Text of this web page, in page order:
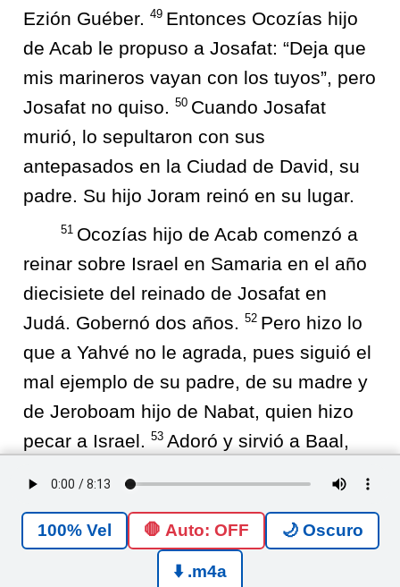
Ezión Guéber.
49 Entonces Ocozías hijo
de Acab le propuso a Josafat: “Deja que
mis marineros vayan con los tuyos”, pero
Josafat no quiso.
50 Cuando Josafat
murió, lo sepultaron con sus
antepasados en la Ciudad de David, su
padre. Su hijo Joram reinó en su lugar.
51 Ocozías hijo de Acab comenzó a
reinar sobre Israel en Samaria en el año
diecisiete del reinado de Josafat en
Judá. Gobernó dos años. 52 Pero hizo lo
que a Yahvé no le agrada, pues siguió el
mal ejemplo de su padre, de su madre y
de Jeroboam hijo de Nabat, quien hizo
pecar a Israel. 53 Adoró y sirvió a Baal,
1 Reyes
< 22 >
🛑 Auto: OFF 🌙 Oscuro
⬇️ .m4a